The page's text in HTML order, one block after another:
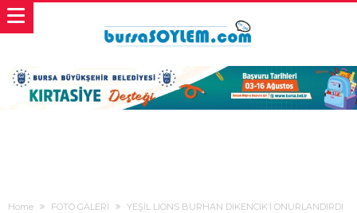
Home FOTO GALERİ YEŞİL LIONS BURHAN DİKENCİK’İ ONURLANDIRDI